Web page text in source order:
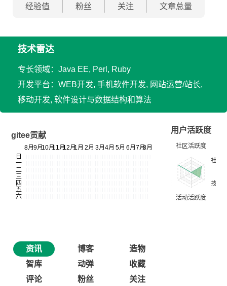
经验值 粉丝 关注 文章总量
技术雷达
专长领域：Java EE, Perl, Ruby
开发平台：WEB开发, 手机软件开发, 网站运营/站长,
移动开发, 软件设计与数据结构和算法
gitee贡献
用户活跃度
资讯 博客
造物
智库
动弹
收藏
评论
粉丝 关注